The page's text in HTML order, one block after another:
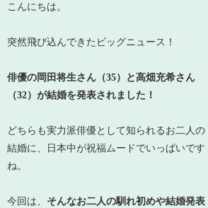
こんにちは。
突然飛び込んできたビッグニュース！
俳優の岡田将生さん（35）と高畑充希さん
（32）が結婚を発表されました！
どちらも実力派俳優として知られるお二人の
結婚に、日本中が祝福ムードでいっぱいです
ね。
今回は、 そんなお二人の馴れ初めや結婚発表